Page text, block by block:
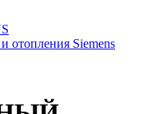
отопления Siemens